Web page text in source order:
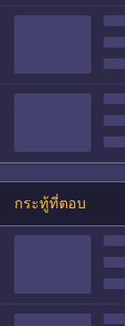
กระทู้ที่ตอบ